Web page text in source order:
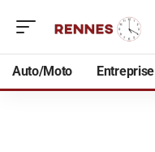
Auto/Moto Entreprise